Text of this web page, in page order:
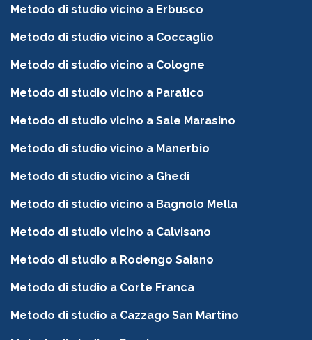
Metodo di studio vicino a Erbusco
Metodo di studio vicino a Coccaglio
Metodo di studio vicino a Cologne
Metodo di studio vicino a Paratico
Metodo di studio vicino a Sale Marasino
Metodo di studio vicino a Manerbio
Metodo di studio vicino a Ghedi
Metodo di studio vicino a Bagnolo Mella
Metodo di studio vicino a Calvisano
Metodo di studio a Rodengo Saiano
Metodo di studio a Corte Franca
Metodo di studio a Cazzago San Martino